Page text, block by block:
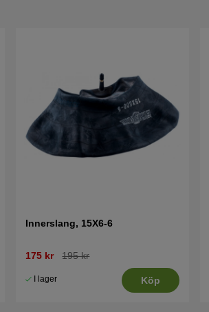
Innerslang, 15X6-6
175 kr 195 kr
I lager Köp